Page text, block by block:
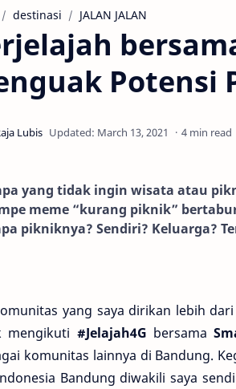
destinasi JALAN JALAN
Potensi
4 min read
yang tidak ingin wisata atau
meme “kurang piknik”
pikniknya? Sendiri? Keluarga?
yang saya dirikan lebih dari
mengikuti #Jelajah4G bersama
komunitas lainnya di Bandung.
Bandung diwakili saya